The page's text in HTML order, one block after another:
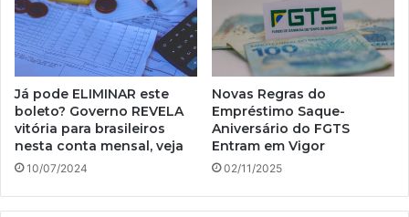
Já pode ELIMINAR este
boleto? Governo REVELA
vitória para brasileiros
nesta conta mensal, veja
10/07/2024
Novas Regras do
Empréstimo Saque-
Aniversário do FGTS
Entram em Vigor
02/11/2025